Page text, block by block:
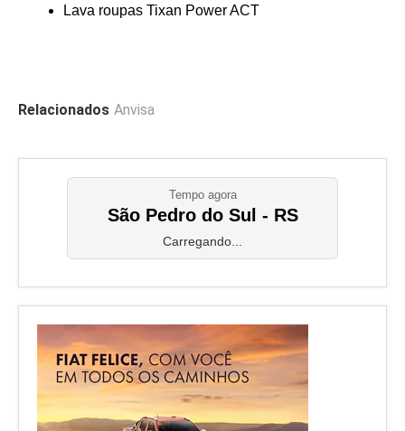
Lava roupas Tixan Power ACT
Relacionados Anvisa
Tempo agora
São Pedro do Sul - RS
Carregando...